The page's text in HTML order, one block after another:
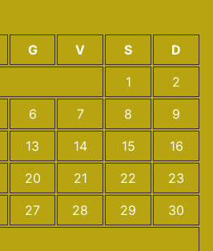
G V S
D
1
2
6 7 8
9
13 14 15
16
20 21 22
23
27 28 29
30